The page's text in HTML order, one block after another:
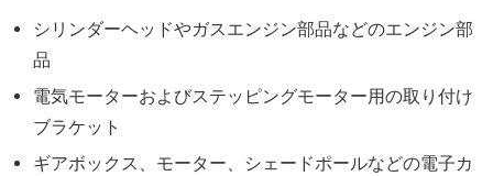
シリンダーヘッドやガスエンジン部品などのエンジン部
品
電気モーターおよびステッピングモーター用の取り付け
ブラケット
ギアボックス、モーター、シェードポールなどの電子カ